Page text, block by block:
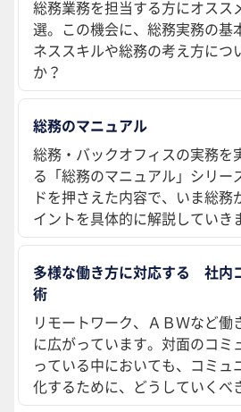
総務業務を担当する方にオスス
選。この機会に、総務実務の基
ネススキルや総務の考え方につ
か？
総務のマニュアル
総務・バックオフィスの実務を
る「総務のマニュアル」シリー
ドを押さえた内容で、いま総務
イントを具体的に解説していき
多様な働き方に対応する 社内
術
リモートワーク、ＡＢＷなど働
に広がっています。対面のコミ
っている中においても、コミュ
化するために、どうしていくべ